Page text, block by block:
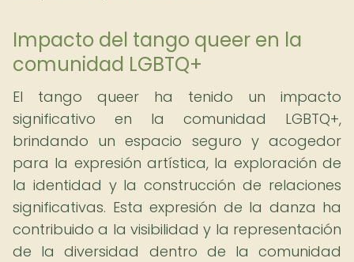
Impacto del tango queer en la
comunidad LGBTQ+
El tango queer ha tenido un impacto
significativo en la comunidad LGBTQ+,
brindando un espacio seguro y acogedor
para la expresión artística, la exploración de
la identidad y la construcción de relaciones
significativas. Esta expresión de la danza ha
contribuido a la visibilidad y la representación
de la diversidad dentro de la comunidad